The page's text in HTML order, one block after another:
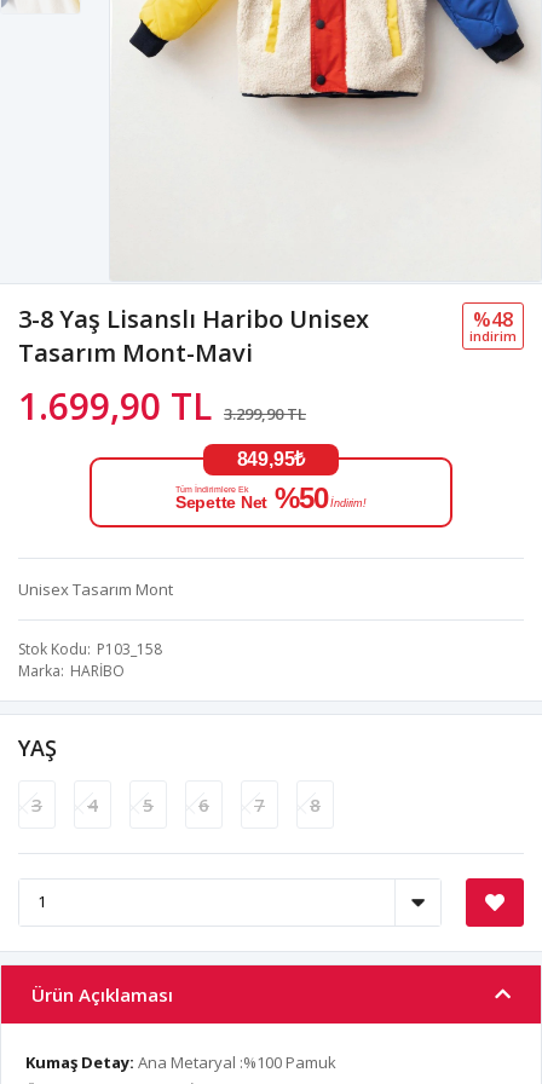
3-8 Yaş Lisanslı Haribo Unisex
Tasarım Mont-Mavi
1.699,90 TL 3.299,90 TL
%48
i̇ndi̇ri̇m
849,95₺
Tüm İndirimlere Ek
Sepette Net %50 İndirim!
Unisex Tasarım Mont
Stok Kodu P103_158
Marka HARİBO
YAŞ
3 4 5 6 7 8
Ürün Açıklaması
Kumaş Detay: Ana Metaryal :%100 Pamuk